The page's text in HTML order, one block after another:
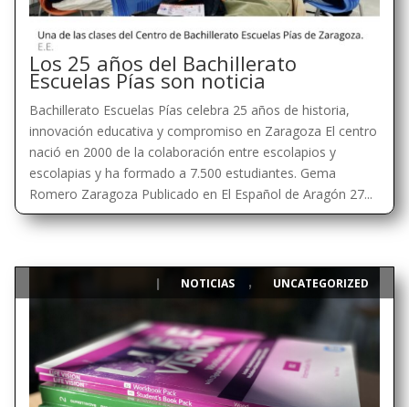
Los 25 años del Bachillerato
Escuelas Pías son noticia
Bachillerato Escuelas Pías celebra 25 años de historia,
innovación educativa y compromiso en Zaragoza El centro
nació en 2000 de la colaboración entre escolapios y
escolapias y ha formado a 7.500 estudiantes. Gema
Romero Zaragoza Publicado en El Español de Aragón 27...
NOTICIAS , UNCATEGORIZED